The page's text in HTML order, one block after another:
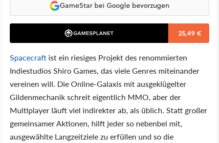
GameStar bei Google bevorzugen
25,49 €
Spacecraft ist ein riesiges Projekt des renommierten
Indiestudios Shiro Games, das viele Genres miteinander
vereinen will. Die Online-Galaxis mit ausgeklügelter
Gildenmechanik schreit eigentlich MMO, aber der
Multiplayer läuft viel indirekter ab, als üblich. Statt großer
gemeinsamer Aktionen, hilft jeder so nebenbei mit,
ausgewählte Langzeitziele zu erfüllen und so die